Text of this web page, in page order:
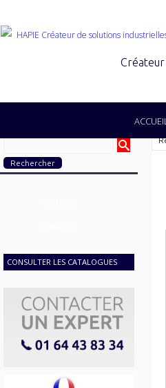
Créateur
CONSULTER LES CATALOGUES